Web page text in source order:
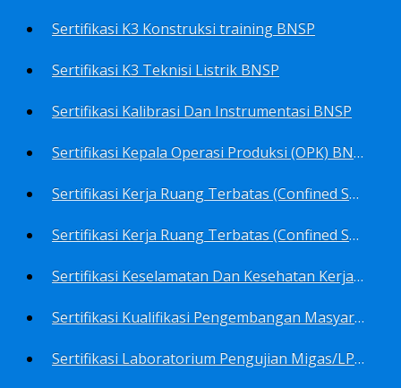
Sertifikasi K3 Konstruksi training BNSP
Sertifikasi K3 Teknisi Listrik BNSP
Sertifikasi Kalibrasi Dan Instrumentasi BNSP
Sertifikasi Kepala Operasi Produksi (OPK) BNSP
Sertifikasi Kerja Ruang Terbatas (Confined Spaces)-Ahli Muda Ruang Terbatas (AMURT/Supervisor) BNSP
Sertifikasi Kerja Ruang Terbatas (Confined Spaces)-Teknisi Ruang Terbatas (TRT/Entrants) BNSP
Sertifikasi Keselamatan Dan Kesehatan Kerja BNSP
Sertifikasi Kualifikasi Pengembangan Masyarakat BNSP
Sertifikasi Laboratorium Pengujian Migas/LPM BNSP